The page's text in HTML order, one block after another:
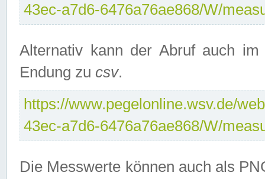
43ec-a7d6-6476a76ae868/W/
Alternativ kann der Abruf auch
Endung zu csv.
https://www.pegelonline.wsv.de/
43ec-a7d6-6476a76ae868/W/
Die Messwerte können auch als